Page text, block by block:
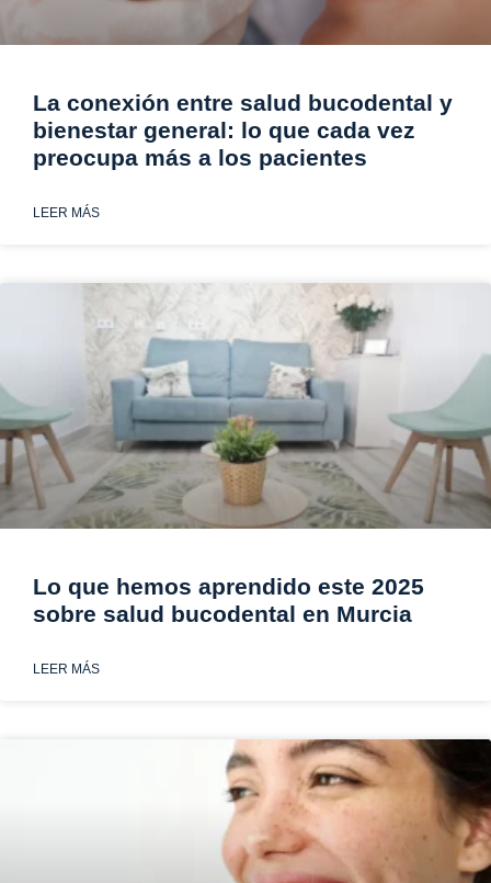
La conexión entre salud bucodental y
bienestar general: lo que cada vez
preocupa más a los pacientes
LEER MÁS
Lo que hemos aprendido este 2025
sobre salud bucodental en Murcia
LEER MÁS